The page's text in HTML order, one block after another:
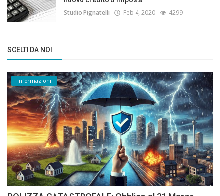
Studio Pignatelli Feb 4, 2020 4299
SCELTI DA NOI
Informazioni